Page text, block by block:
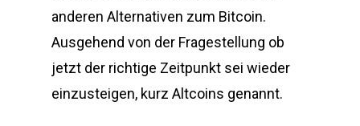
anderen Alternativen zum Bitcoin.
Ausgehend von der Fragestellung ob
jetzt der richtige Zeitpunkt sei wieder
einzusteigen, kurz Altcoins genannt.